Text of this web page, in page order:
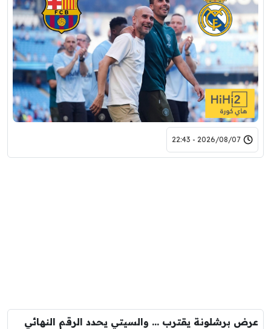
2026/08/07 - 22:43
عرض برشلونة يقترب … والسيتي يحدد الرقم النهائي